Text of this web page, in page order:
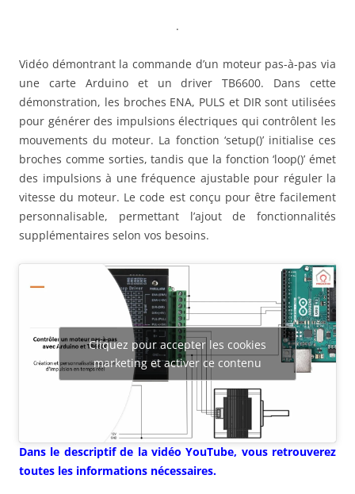
.
Vidéo démontrant la commande d’un moteur pas-à-pas via
une carte Arduino et un driver TB6600. Dans cette
démonstration, les broches ENA, PULS et DIR sont utilisées
pour générer des impulsions électriques qui contrôlent les
mouvements du moteur. La fonction ‘setup()’ initialise ces
broches comme sorties, tandis que la fonction ‘loop()’ émet
des impulsions à une fréquence ajustable pour réguler la
vitesse du moteur. Le code est conçu pour être facilement
personnalisable, permettant l’ajout de fonctionnalités
supplémentaires selon vos besoins.
Cliquez pour accepter les cookies
marketing et activer ce contenu
Dans le descriptif de la vidéo YouTube, vous retrouverez
toutes les informations nécessaires.